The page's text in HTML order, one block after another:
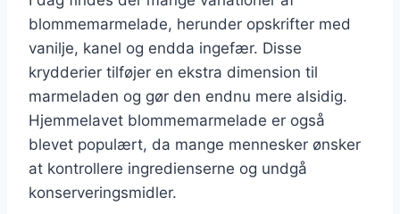
blommemarmelade, herunder opskrifter med
vanilje, kanel og endda ingefær. Disse
krydderier tilføjer en ekstra dimension til
marmeladen og gør den endnu mere alsidig.
Hjemmelavet blommemarmelade er også
blevet populært, da mange mennesker ønsker
at kontrollere ingredienserne og undgå
konserveringsmidler.